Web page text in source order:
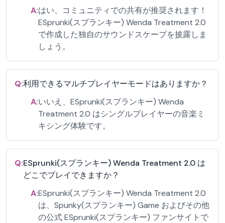
A:はい、コミュニティでの共有が推奨されます！
ESprunki(スプランキー) Wenda Treatment 2.0
で作成した独自のサウンドスケープを披露しま
しょう。
Q:利用できるマルチプレイヤーモードはありますか？
A:いいえ、ESprunki(スプランキー) Wenda
Treatment 2.0 はシングルプレイヤーの音楽ミ
キシング体験です。
Q:ESprunki(スプランキー) Wenda Treatment 2.0 は
どこでプレイできますか？
A:ESprunki(スプランキー) Wenda Treatment 2.0
は、Spunky(スプランキー) Game およびその他
の公式 ESprunki(スプランキー) ファンサイトで